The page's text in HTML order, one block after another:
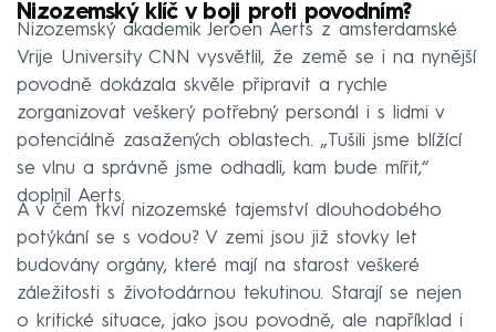
Nizozemský klíč v boji proti povodním?
Nizozemský akademik Jeroen Aerts z amsterdamské
Vrije University CNN vysvětlil, že země se i na nynější
povodně dokázala skvěle připravit a rychle
zorganizovat veškerý potřebný personál i s lidmi v
potenciálně zasažených oblastech. „Tušili jsme blížící
se vlnu a správně jsme odhadli, kam bude mířit,“
doplnil Aerts.
A v čem tkví nizozemské tajemství dlouhodobého
potýkání se s vodou? V zemi jsou již stovky let
budovány orgány, které mají na starost veškeré
záležitosti s životodárnou tekutinou. Starají se nejen
o kritické situace, jako jsou povodně, ale například i